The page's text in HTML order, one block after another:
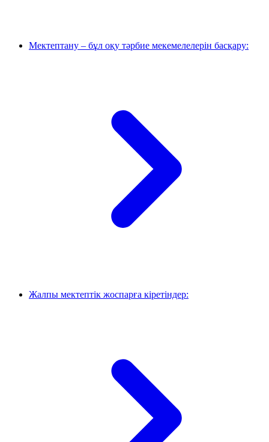
Мектептану – бұл оқу тәрбие мекемелелерін басқару:
Жалпы мектептік жоспарға кіретіндер: